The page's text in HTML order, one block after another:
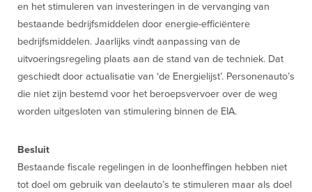
en het stimuleren van investeringen in de vervanging van
bestaande bedrijfsmiddelen door energie-efficiëntere
bedrijfsmiddelen. Jaarlijks vindt aanpassing van de
uitvoeringsregeling plaats aan de stand van de techniek. Dat
geschiedt door actualisatie van ‘de Energielijst’. Personenauto’s
die niet zijn bestemd voor het beroepsvervoer over de weg
worden uitgesloten van stimulering binnen de EIA.
Besluit
Bestaande fiscale regelingen in de loonheffingen hebben niet
tot doel om gebruik van deelauto’s te stimuleren maar als doel